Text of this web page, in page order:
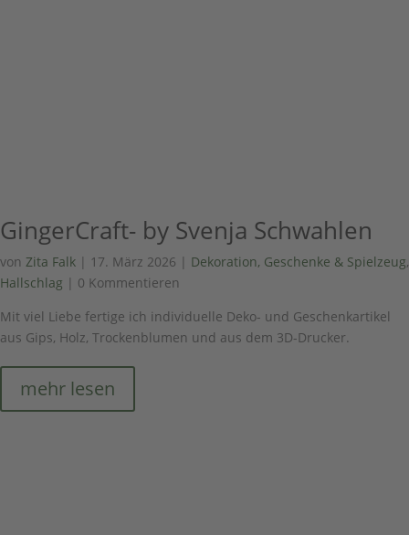
GingerCraft- by Svenja Schwahlen
von Zita Falk | 17. März 2026 | Dekoration, Geschenke & Spielzeug,
Hallschlag | 0 Kommentieren
Mit viel Liebe fertige ich individuelle Deko- und Geschenkartikel
aus Gips, Holz, Trockenblumen und aus dem 3D-Drucker.
mehr lesen